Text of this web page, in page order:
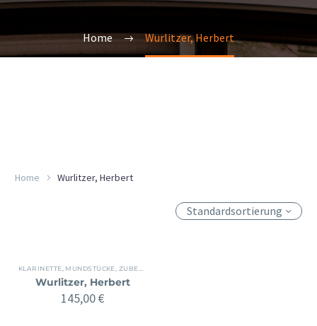
Home Wurlitzer, Herbert
Home Wurlitzer, Herbert
Standardsortierung
KLARINETTE MUNDSTÜCKE, ZUBEHÖR
Wurlitzer, Herbert
145,00€